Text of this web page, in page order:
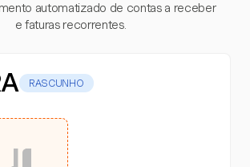
automatizado de contas a receber
e faturas recorrentes.
RASCUNHO